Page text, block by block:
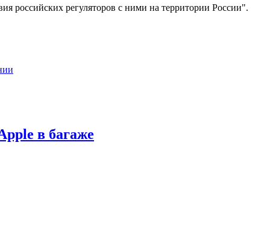
российских регуляторов с ними на территории России".
в багаже